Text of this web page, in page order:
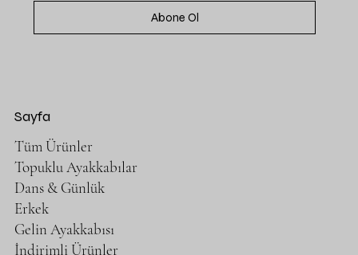
Abone Ol
Sayfa
Tüm Ürünler
Topuklu Ayakkabılar
Dans & Günlük
Erkek
Gelin Ayakkabısı
İndirimli Ürünler